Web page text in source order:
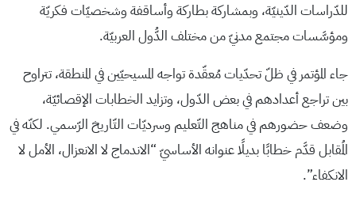
للدّراسات الدّينيّة، وبمشاركة بطاركة وأساقفة وشخصيّات فكريّة
ومؤسَّسات مجتمع مدنيّ من مختلف الدُّول العربيّة.
جاء المؤتمر في ظلّ تحدّيات مُعقّدة تواجه المسيحيّين في المنطقة، تتراوح
بين تراجع أعدادهم في بعض الدّول، وتزايد الخطابات الإقصائيّة،
وضعف حضورهم في مناهج التّعليم وسرديّات التّاريخ الرّسمي. لكنّه في
المُقابل قدَّم خطابًا بديلًا عنوانه الأساسيّ “الاندماج لا الانعزال، الأمل لا
الانكفاء”.